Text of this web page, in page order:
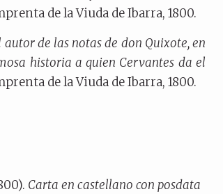
de la Viuda de Ibarra, 1800.
de las notas de don Quixote, en
historia a quien Cervantes da el
de la Viuda de Ibarra, 1800.
Carta en castellano con posdata